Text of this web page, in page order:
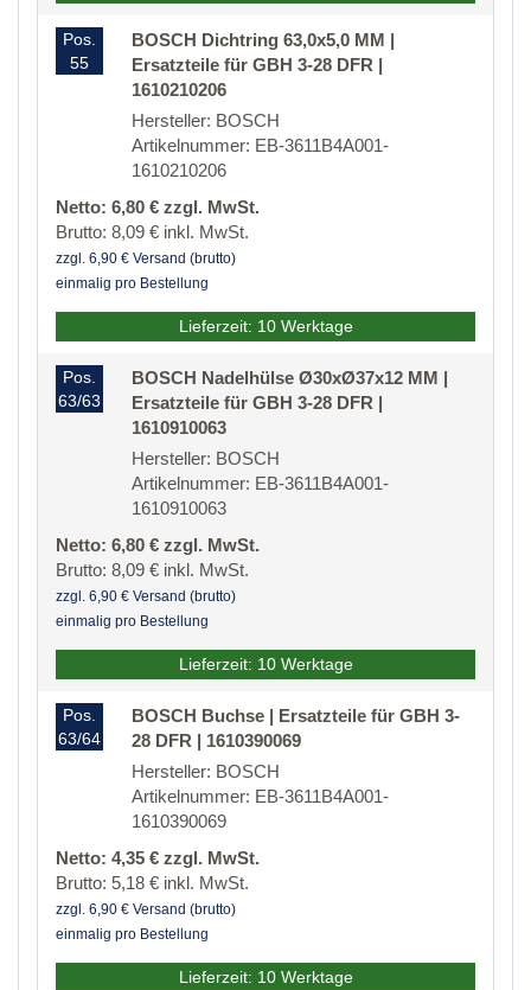
Pos.
55
BOSCH Dichtring 63,0x5,0 MM |
Ersatzteile für GBH 3-28 DFR |
1610210206
Hersteller: BOSCH
Artikelnummer: EB-3611B4A001-
1610210206
Netto: 6,80 € zzgl. MwSt.
Brutto: 8,09 € inkl. MwSt.
zzgl. 6,90 € Versand (brutto)
einmalig pro Bestellung
Lieferzeit: 10 Werktage
Pos.
63/63
BOSCH Nadelhülse Ø30xØ37x12 MM |
Ersatzteile für GBH 3-28 DFR |
1610910063
Hersteller: BOSCH
Artikelnummer: EB-3611B4A001-
1610910063
Netto: 6,80 € zzgl. MwSt.
Brutto: 8,09 € inkl. MwSt.
zzgl. 6,90 € Versand (brutto)
einmalig pro Bestellung
Lieferzeit: 10 Werktage
Pos.
63/64
BOSCH Buchse | Ersatzteile für GBH 3-
28 DFR | 1610390069
Hersteller: BOSCH
Artikelnummer: EB-3611B4A001-
1610390069
Netto: 4,35 € zzgl. MwSt.
Brutto: 5,18 € inkl. MwSt.
zzgl. 6,90 € Versand (brutto)
einmalig pro Bestellung
Lieferzeit: 10 Werktage